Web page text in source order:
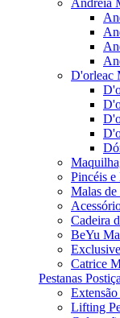
Andreia
D'orleac
Pincéis e
Malas
Cadeira
BeYu
Catrice
Pestanas
Extensão
Lifting